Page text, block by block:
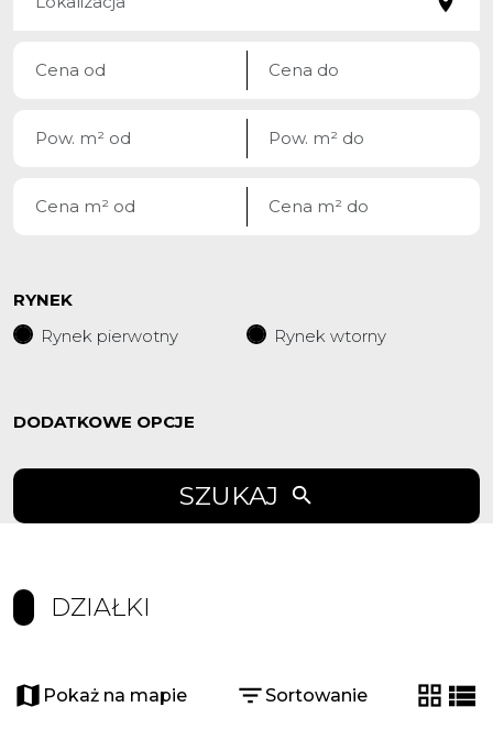
RYNEK
Rynek pierwotny
Rynek wtorny
DODATKOWE OPCJE
SZUKAJ
DZIAŁKI
Pokaż na mapie Sortowanie
tabela